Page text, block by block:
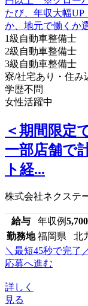
1級自動車整備士
2級自動車整備士
3級自動車整備士
寮/社宅あり・住み
学歴不問
女性活躍中
＜期間限定
一部店舗で
ト経...
株式会社ネクステ
給与 年収例
勤務地 福岡県 北
＼最短45秒で完了
応募へ進む
詳しく
見る